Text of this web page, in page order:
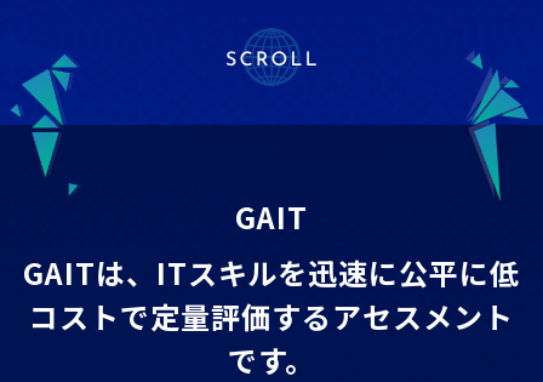
ITエンジニア研修
FAQ
GAIT
GAITは、ITスキルを迅速に公平に低
コストで定量評価するアセスメント
です。